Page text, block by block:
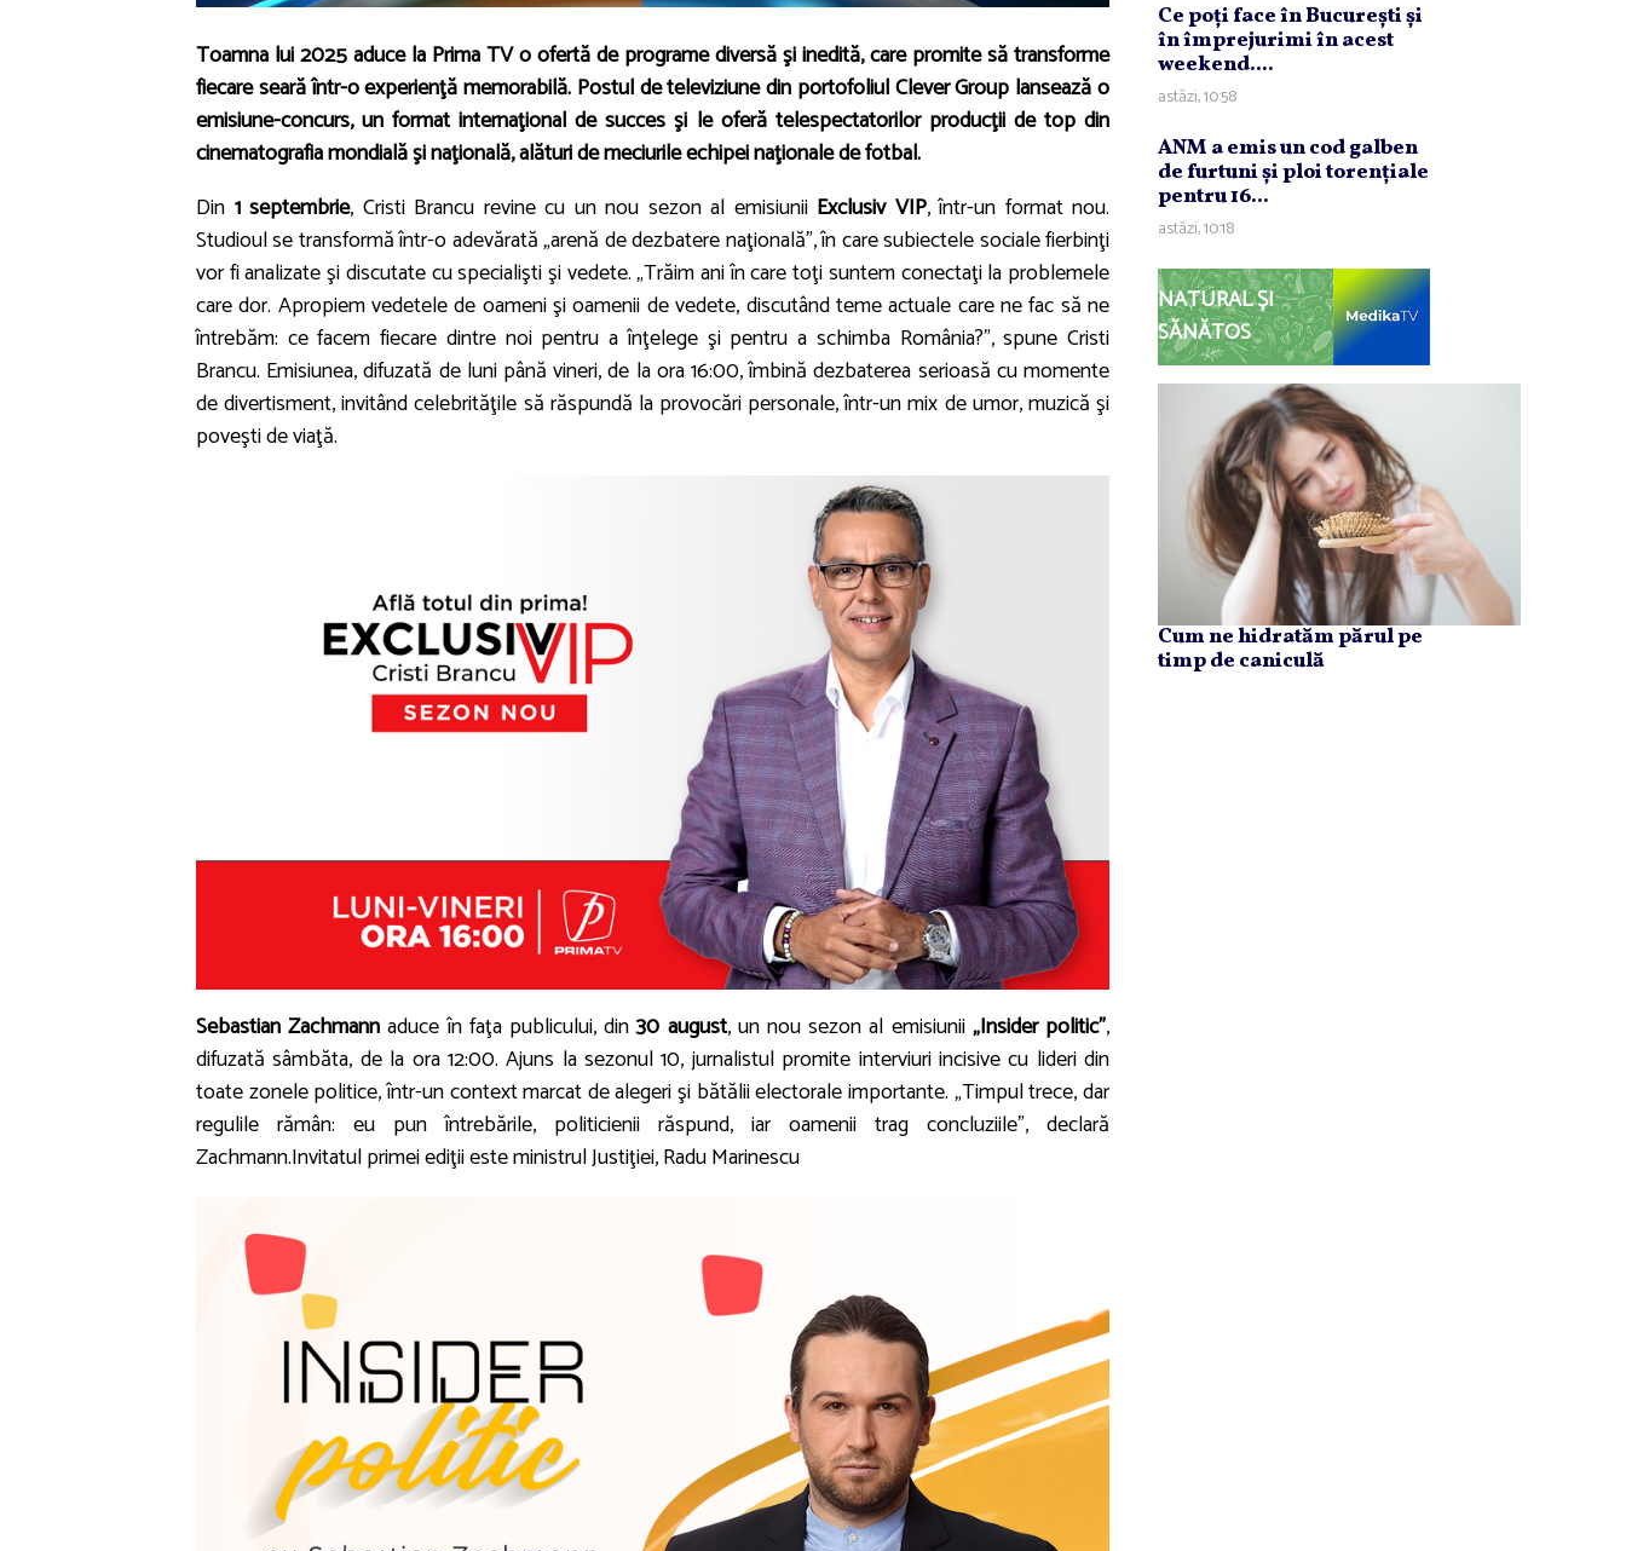
Toamna lui 2025 aduce la Prima TV o ofertă de programe diversă şi inedită, care promite să transforme
fiecare seară într-o experienţă memorabilă. Postul de televiziune din portofoliul Clever Group lansează o
emisiune-concurs, un format internaţional de succes şi le oferă telespectatorilor producţii de top din
cinematografia mondială şi naţională, alături de meciurile echipei naţionale de fotbal.
Din 1 septembrie, Cristi Brancu revine cu un nou sezon al emisiunii Exclusiv VIP, într-un format nou.
Studioul se transformă într-o adevărată „arenă de dezbatere naţională”, în care subiectele sociale fierbinţi
vor fi analizate şi discutate cu specialişti şi vedete. „Trăim ani în care toţi suntem conectaţi la problemele
care dor. Apropiem vedetele de oameni şi oamenii de vedete, discutând teme actuale care ne fac să ne
întrebăm: ce facem fiecare dintre noi pentru a înţelege şi pentru a schimba România?”, spune Cristi
Brancu. Emisiunea, difuzată de luni până vineri, de la ora 16:00, îmbină dezbaterea serioasă cu momente
de divertisment, invitând celebrităţile să răspundă la provocări personale, într-un mix de umor, muzică şi
poveşti de viaţă.
Sebastian Zachmann aduce în faţa publicului, din30 august, un nou sezon al emisiunii „Insider politic”,
difuzată sâmbăta, de la ora 12:00. Ajuns la sezonul 10, jurnalistul promite interviuri incisive cu lideri din
toate zonele politice, într-un context marcat de alegeri şi bătălii electorale importante. „Timpul trece, dar
regulile rămân: eu pun întrebările, politicienii răspund, iar oamenii trag concluziile”, declară
Zachmann.Invitatul primei ediţii este ministrul Justiţiei, Radu Marinescu
Ce poţi face în Bucureşti şi
în împrejurimi în acest
weekend....
astăzi, 10:58
ANM a emis un cod galben
de furtuni şi ploi torenţiale
pentru 16...
astăzi, 10:18
NATURAL ȘI
SĂNĂTOS
Cum ne hidratăm părul pe
timp de caniculă